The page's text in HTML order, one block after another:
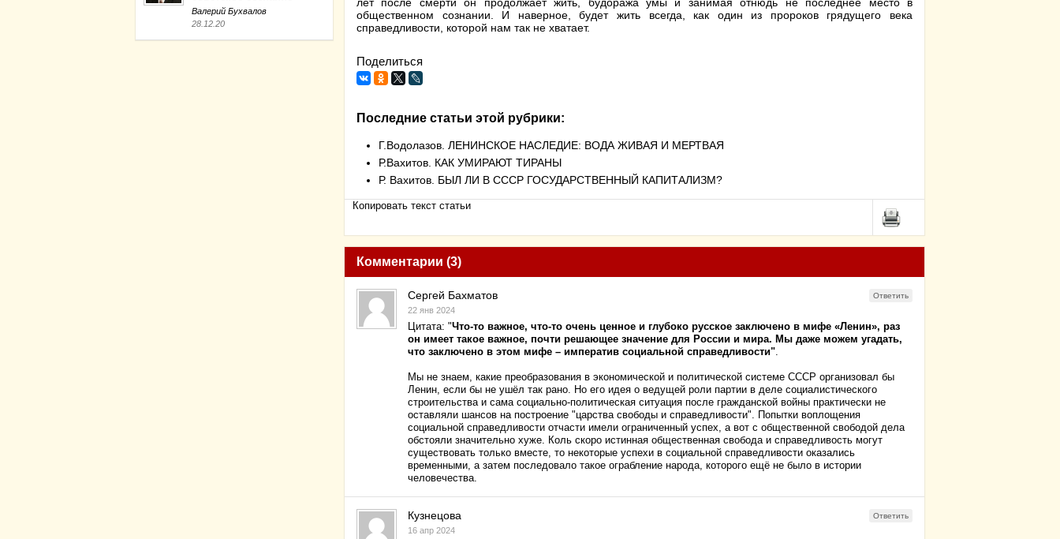
Валерий Бухвалов
28.12.20
общественном сознании. И наверное, будет жить всегда, как один из пророков грядущего века
справедливости, которой нам так не хватает.
Поделиться
Последние статьи этой рубрики:
Г.Водолазов. ЛЕНИНСКОЕ НАСЛЕДИЕ: ВОДА ЖИВАЯ И МЕРТВАЯ
Р.Вахитов. КАК УМИРАЮТ ТИРАНЫ
Р. Вахитов. БЫЛ ЛИ В СССР ГОСУДАРСТВЕННЫЙ КАПИТАЛИЗМ?
Копировать текст статьи
Комментарии (3)
Сергей Бахматов
22 янв 2024
Ответить
Цитата: "Что-то важное, что-то очень ценное и глубоко русское заключено в мифе «Ленин», раз
он имеет такое важное, почти решающее значение для России и мира. Мы даже можем угадать,
что заключено в этом мифе – императив социальной справедливости"
Мы не знаем, какие преобразования в экономической и политической системе СССР организовал бы
Ленин, если бы не ушёл так рано. Но его идея о ведущей роли партии в деле социалистического
строительства и сама социально-политическая ситуация после гражданской войны практически не
оставляли шансов на построение "царства свободы и справедливости". Попытки воплощения
социальной справедливости отчасти имели ограниченный успех, а вот с общественной свободой дела
обстояли значительно хуже. Коль скоро истинная общественная свобода и справедливость могут
существовать только вместе, то некоторые успехи в социальной справедливости оказались
временными, а затем последовало такое ограбление народа, которого ещё не было в истории
человечества.
Кузнецова
16 апр 2024
Ответить